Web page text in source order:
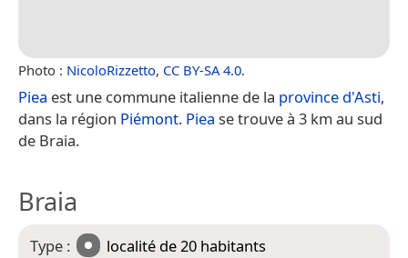
Photo : NicoloRizzetto, CC BY-SA 4.0.
Piea est une commune italienne de la province d'Asti,
dans la région Piémont. Piea se trouve à 3 km au sud
de Braia.
Braia
Type : localité de 20 habitants